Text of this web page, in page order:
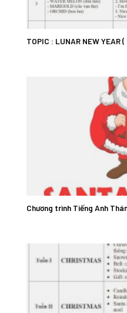
TOPIC : LUNAR NEW
Chương trình Tiếng Anh